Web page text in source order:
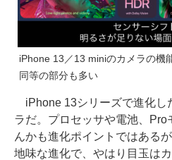
iPhone 13／13 miniのカメラの機
同等の部分も多い
iPhone 13シリーズで進化し
ラだ。プロセッサや電池、Pro
んかも進化ポイントではある
地味な進化で、やはり目玉はカ